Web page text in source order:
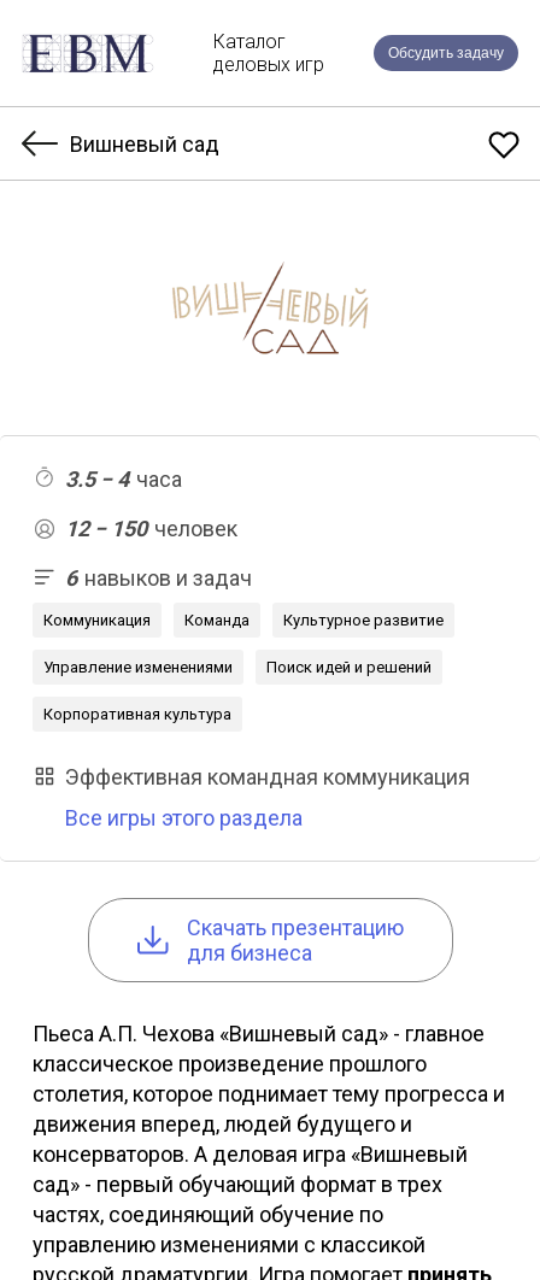
Каталог
деловых игр
Обсудить задачу
Вишневый сад
3.5 − 4часа
12 − 150человек
6 навыков и задач
Коммуникация Команда Культурное развитие
Управление изменениями Поиск идей и решений
Корпоративная культура
Эффективная командная коммуникация
Все игры этого раздела
Cкачать презентацию
для бизнеса
Пьеса А.П. Чехова «Вишневый сад» - главное
классическое произведение прошлого
столетия, которое поднимает тему прогресса и
движения вперед, людей будущего и
консерваторов. А деловая игра «Вишневый
сад» - первый обучающий формат в трех
частях, соединяющий обучение по
управлению изменениями с классикой
русской драматургии. Игра помогает принять